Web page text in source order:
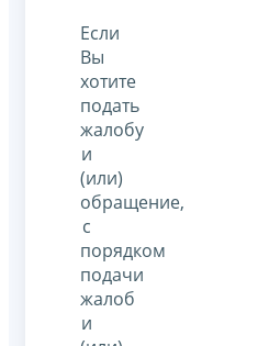
Если
Вы
хотите
подать
жалобу
и
(или)
обращение,
с
порядком
подачи
жалоб
и